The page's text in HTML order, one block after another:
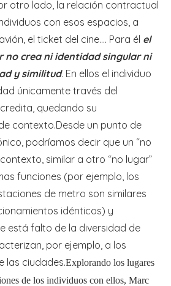
otro lado, la relación contractual
con esos espacios, a
el ticket del cine…. Para él el
no crea ni identidad singular ni
y similitud. En ellos el individuo
únicamente través del
quedando su
contexto.Desde un punto de
podríamos decir que un “no
similar a otro “no lugar”
funciones (por ejemplo, los
de metro son similares
idénticos) y
está falto de la diversidad de
por ejemplo, a los
las ciudades.Explorando los lugares
de los individuos con ellos, Marc